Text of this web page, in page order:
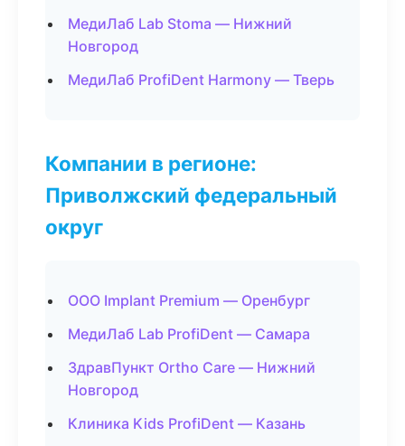
МедиЛаб Lab Stoma — Нижний
Новгород
МедиЛаб ProfiDent Harmony — Тверь
Компании в регионе:
Приволжский федеральный
округ
ООО Implant Premium — Оренбург
МедиЛаб Lab ProfiDent — Самара
ЗдравПункт Ortho Care — Нижний
Новгород
Клиника Kids ProfiDent — Казань